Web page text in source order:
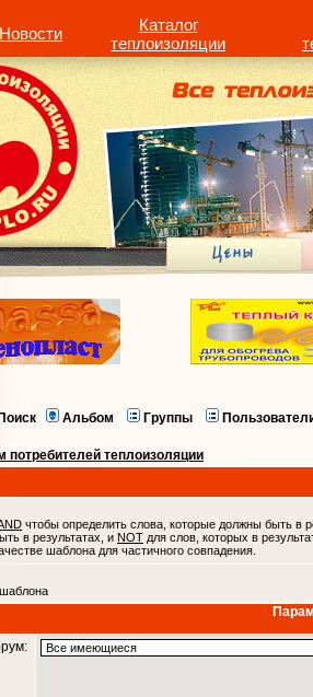
Новости
Каталог
теплоизоляции
Поиск Альбом Группы
теплоизоляции
чтобы определить слова, которые должны быть в
в результатах, и NOT для слов, которых в
шаблона для частичного совпадения.